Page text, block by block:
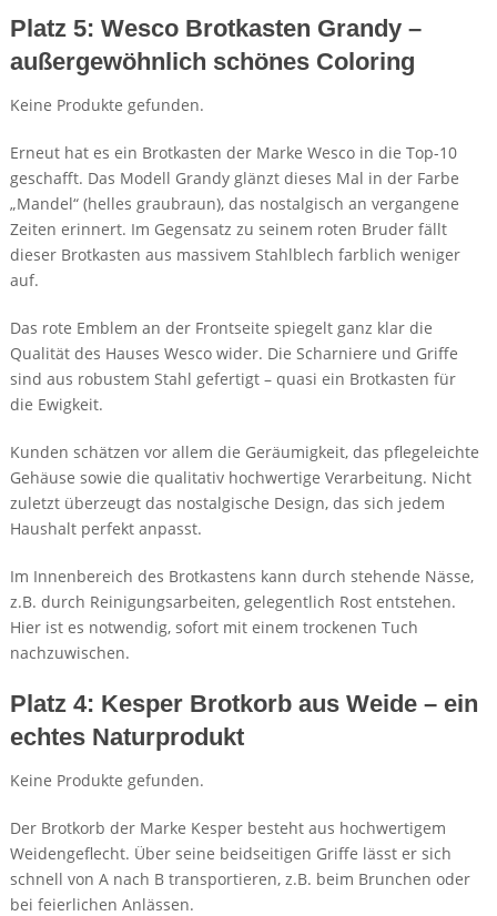
Platz 5: Wesco Brotkasten Grandy –
außergewöhnlich schönes Coloring
Keine Produkte gefunden.
Erneut hat es ein Brotkasten der Marke Wesco in die Top-10
geschafft. Das Modell Grandy glänzt dieses Mal in der Farbe
„Mandel“ (helles graubraun), das nostalgisch an vergangene
Zeiten erinnert. Im Gegensatz zu seinem roten Bruder fällt
dieser Brotkasten aus massivem Stahlblech farblich weniger
auf.
Das rote Emblem an der Frontseite spiegelt ganz klar die
Qualität des Hauses Wesco wider. Die Scharniere und Griffe
sind aus robustem Stahl gefertigt – quasi ein Brotkasten für
die Ewigkeit.
Kunden schätzen vor allem die Geräumigkeit, das pflegeleichte
Gehäuse sowie die qualitativ hochwertige Verarbeitung. Nicht
zuletzt überzeugt das nostalgische Design, das sich jedem
Haushalt perfekt anpasst.
Im Innenbereich des Brotkastens kann durch stehende Nässe,
z.B. durch Reinigungsarbeiten, gelegentlich Rost entstehen.
Hier ist es notwendig, sofort mit einem trockenen Tuch
nachzuwischen.
Platz 4: Kesper Brotkorb aus Weide – ein
echtes Naturprodukt
Keine Produkte gefunden.
Der Brotkorb der Marke Kesper besteht aus hochwertigem
Weidengeflecht. Über seine beidseitigen Griffe lässt er sich
schnell von A nach B transportieren, z.B. beim Brunchen oder
bei feierlichen Anlässen.